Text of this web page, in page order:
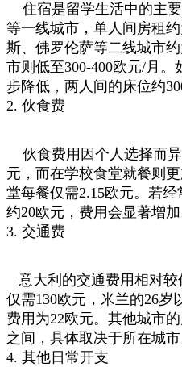
住宿是留学生活中的主
等一线城市，单人间房租
斯、佛罗伦萨等二线城市
市则低至300-400欧元/月
步降低，两人间的床位约
2. 伙食费
伙食费用因个人选择而
元，而在学校食堂就餐则
堂每餐仅需2.15欧元。若
约20欧元，费用会显著增加
3. 交通费
意大利的交通费用相对
仅需130欧元，米兰的26岁
费用为22欧元。其他城市
之间，具体取决于所在城市
4. 其他日常开支